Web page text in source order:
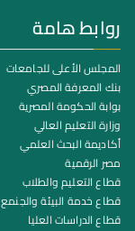
روابط هامة
المجلس الأعلى للجامعات
بنك المعرفة المصري
بوابة الحكومة المصرية
وزارة التعليم العالي
أكاديمة البحث العلمي
مصر الرقمية
قطاع التعليم والطلاب
قطاع خدمة البيئة والجنمع
قطاع الدراسات العليا